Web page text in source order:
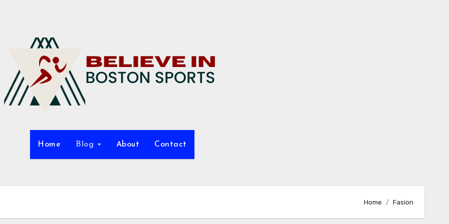
Home Blog About Contact
Home Fasion